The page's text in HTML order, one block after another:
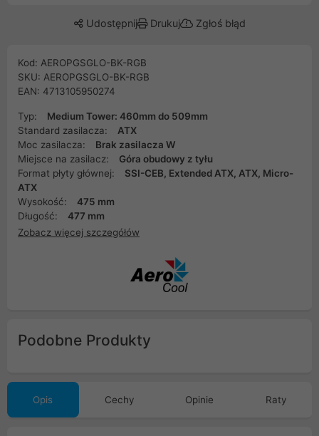
Udostępnij Drukuj Zgłoś błąd
Kod: AEROPGSGLO-BK-RGB
SKU: AEROPGSGLO-BK-RGB
EAN: 4713105950274
Typ:
Medium Tower: 460mm do 509mm
Standard zasilacza:
ATX
Moc zasilacza:
Brak zasilacza W
Miejsce na zasilacz:
Góra obudowy z tyłu
Format płyty głównej:
SSI-CEB, Extended ATX, ATX, Micro-
ATX
Wysokość:
475 mm
Długość:
477 mm
Zobacz więcej szczegółów
Podobne Produkty
Opis Cechy Opinie Raty